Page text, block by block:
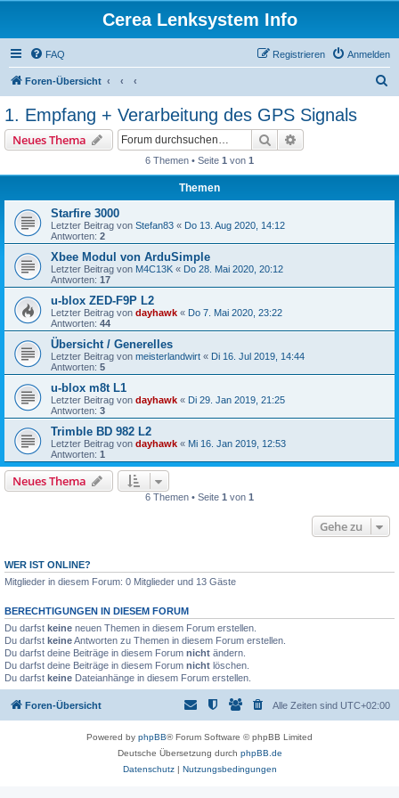
Cerea Lenksystem Info
FAQ Anmelden
Registrieren
Foren-Übersicht
1. Empfang + Verarbeitung des GPS Signals
Neues Thema Suche
6 Themen • Seite 1 von 1
Themen
Starfire 3000
Letzter Beitrag von Stefan83 « Do 13. Aug 2020, 14:12
Antworten: 2
Xbee Modul von ArduSimple
Letzter Beitrag von M4C13K « Do 28. Mai 2020, 20:12
Antworten: 17
u-blox ZED-F9P L2
Letzter Beitrag von dayhawk « Do 7. Mai 2020, 23:22
Antworten: 44
Übersicht / Generelles
Letzter Beitrag von meisterlandwirt « Di 16. Jul 2019, 14:44
Antworten: 5
u-blox m8t L1
Letzter Beitrag von dayhawk « Di 29. Jan 2019, 21:25
Antworten: 3
Trimble BD 982 L2
Letzter Beitrag von dayhawk « Mi 16. Jan 2019, 12:53
Antworten: 1
Neues Thema
6 Themen • Seite 1 von 1
Gehe zu
WER IST ONLINE?
Mitglieder in diesem Forum: 0 Mitglieder und 13 Gäste
BERECHTIGUNGEN IN DIESEM FORUM
Du darfst keine neuen Themen in diesem Forum erstellen.
Du darfst keineAntworten zu Themen in diesem Forum erstellen.
Du darfst deine Beiträge in diesem Forum nicht ändern.
Du darfst deine Beiträge in diesem Forum nicht löschen.
Du darfst keine Dateianhänge in diesem Forum erstellen.
Foren-Übersicht Alle Zeiten sind UTC+02:00
Powered by phpBB® Forum Software © phpBB Limited
Deutsche Übersetzung durch phpBB.de
Datenschutz| Nutzungsbedingungen